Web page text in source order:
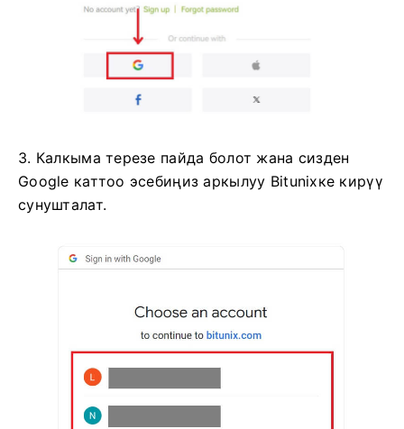
3. Калкыма терезе пайда болот жана сизден
Google каттоо эсебиңиз аркылуу Bitunixке кирүү
сунушталат.